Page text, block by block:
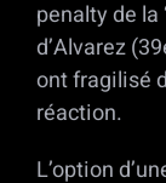
penalty de la
d’Alvarez
ont fragilisé
réaction.
L’option